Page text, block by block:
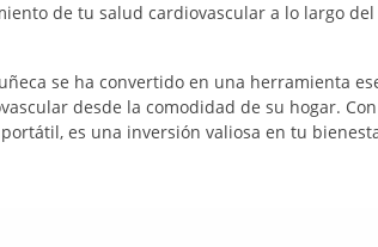
de tu salud cardiovascular a lo largo
se ha convertido en una herramienta
desde la comodidad de su hogar.
es una inversión valiosa en tu